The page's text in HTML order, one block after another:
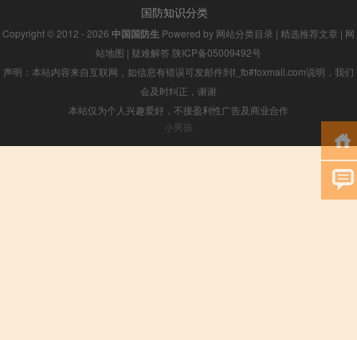
国防知识分类
Copyright © 2012 - 2026 中国国防生 Powered by 网站分类目录 | 精选推荐文章 | 网
站地图 | 疑难解答 陕ICP备05009492号
声明：本站内容来自互联网，如信息有错误可发邮件到f_fb#foxmail.com说明，我们
会及时纠正，谢谢
本站仅为个人兴趣爱好，不接盈利性广告及商业合作
小男孩